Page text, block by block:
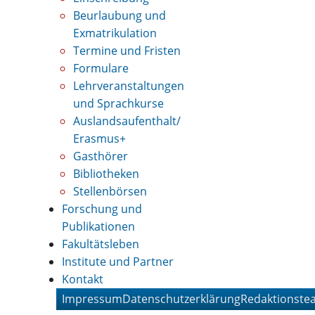
Beurlaubung und
Exmatrikulation
Termine und Fristen
Formulare
Lehrveranstaltungen
und Sprachkurse
Auslandsaufenthalt/
Erasmus+
Gasthörer
Bibliotheken
Stellenbörsen
Forschung und
Publikationen
Fakultätsleben
Institute und Partner
Kontakt
ImpressumDatenschutzerklärung